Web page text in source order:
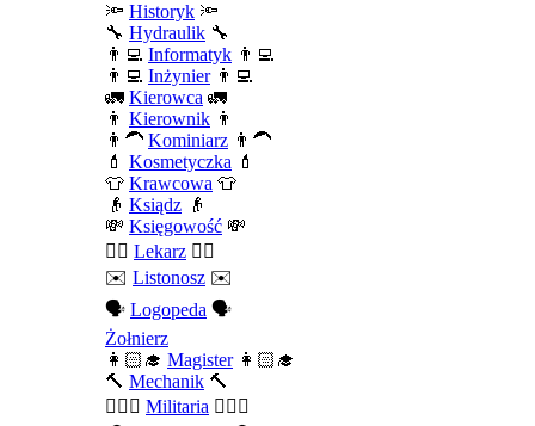
🔦 Historyk 🔦
🔧 Hydraulik 🔧
👨‍💻 Informatyk 👨‍💻
👨‍💻 Inżynier👨‍💻
🚛 Kierowca 🚛
👨 Kierownik 👨
👨‍🦱 Kominiarz 👨‍🦱
💄 Kosmetyczka 💄
👕 Krawcowa 👕
👴 Ksiądz 👴
💸 Księgowość 💸
👨‍⚕️ Lekarz 👨‍⚕️
✉️ Listonosz ✉️
🗣️ Logopeda 🗣️
Żołnierz
👩🏻‍🎓 Magister👩🏻‍🎓
🔨 Mechanik 🔨
💂🏻‍♂️ Militaria 💂🏻‍♂️